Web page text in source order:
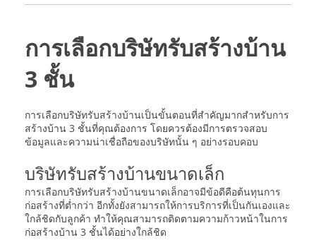
การเลือกบริษัทรับสร้างบ้าน
3 ชั้น
การเลือกบริษัทรับสร้างบ้านเป็นขั้นตอนที่สำคัญมากสำหรับการ
สร้างบ้าน 3 ชั้นที่คุณต้องการ โดยควรต้องมีการตรวจสอบ
ข้อมูลและความน่าเชื่อถือของบริษัทนั้น ๆ อย่างรอบคอบ
บริษัทรับสร้างบ้านขนาดเล็ก
การเลือกบริษัทรับสร้างบ้านขนาดเล็กอาจมีข้อดีคือต้นทุนการ
ก่อสร้างที่ต่ำกว่า อีกทั้งยังสามารถให้การบริการที่เป็นกันเองและ
ใกล้ชิดกับลูกค้า ทำให้คุณสามารถติดตามความก้าวหน้าในการ
ก่อสร้างบ้าน 3 ชั้นได้อย่างใกล้ชิด